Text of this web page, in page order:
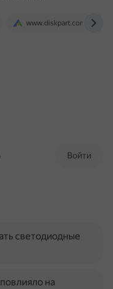
www.diskpart.com
Войти
светодиодные
на